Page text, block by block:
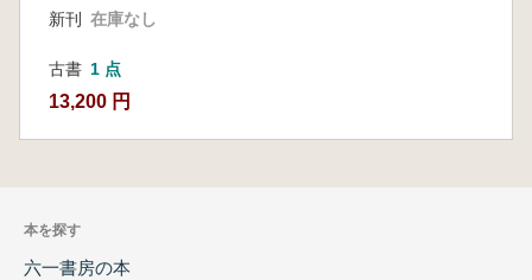
新刊 在庫なし
古書 1 点
13,200 円
本を探す
六一書房の本